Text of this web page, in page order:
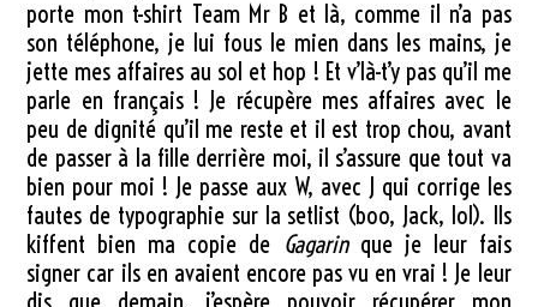
porte mon t-shirt Team Mr B et là, comme il n’a pas
son téléphone, je lui fous le mien dans les mains, je
jette mes affaires au sol et hop ! Et v’là-t’y pas qu’il me
parle en français ! Je récupère mes affaires avec le
peu de dignité qu’il me reste et il est trop chou, avant
de passer à la fille derrière moi, il s’assure que tout va
bien pour moi ! Je passe aux W, avec J qui corrige les
fautes de typographie sur la setlist (boo, Jack, lol). Ils
kiffent bien ma copie de Gagarinque je leur fais
signer car ils en avaient encore pas vu en vrai ! Je leur